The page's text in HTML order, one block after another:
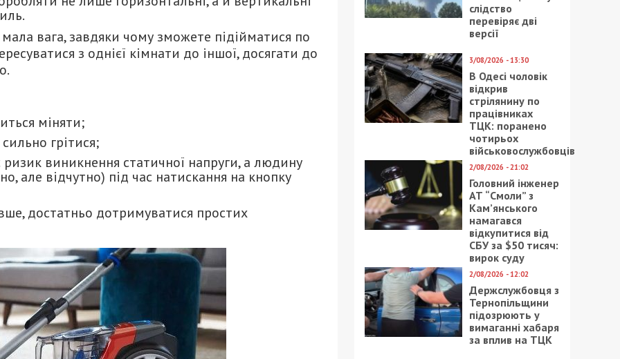
вага, завдяки чому зможете підійматися по
з однієї кімнати до іншої, досягати до
міняти;
грітися;
виникнення статичної напруги, а людину
але відчутно) під час натискання на кнопку
достатньо дотримуватися простих
слідство
перевіряє дві
версії
3/08/2026 - 13:30
В Одесі чоловік
відкрив
стрілянину по
працівниках
ТЦК: поранено
чотирьох
військовослужбовців
2/08/2026 - 21:02
Головний інженер
АТ “Смоли” з
Кам’янського
намагався
відкупитися від
СБУ за $50 тисяч:
вирок суду
2/08/2026 - 12:02
Держслужбовця з
Тернопільщини
підозрюють у
вимаганні хабаря
за вплив на ТЦК